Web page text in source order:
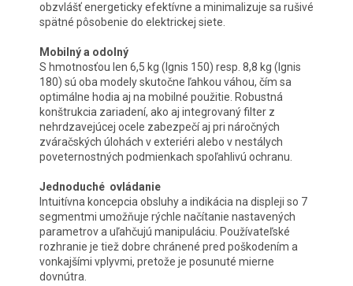
obzvlášť energeticky efektívne a minimalizuje sa rušivé
spätné pôsobenie do elektrickej siete.
Mobilný a odolný
S hmotnosťou len 6,5 kg (Ignis 150) resp. 8,8 kg (Ignis
180) sú oba modely skutočne ľahkou váhou, čím sa
optimálne hodia aj na mobilné použitie. Robustná
konštrukcia zariadení, ako aj integrovaný filter z
nehrdzavejúcej ocele zabezpečí aj pri náročných
zváračských úlohách v exteriéri alebo v nestálych
poveternostných podmienkach spoľahlivú ochranu.
Jednoduché ovládanie
Intuitívna koncepcia obsluhy a indikácia na displeji so 7
segmentmi umožňuje rýchle načítanie nastavených
parametrov a uľahčujú manipuláciu. Používateľské
rozhranie je tiež dobre chránené pred poškodením a
vonkajšími vplyvmi, pretože je posunuté mierne
dovnútra.